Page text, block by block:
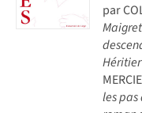
par
les